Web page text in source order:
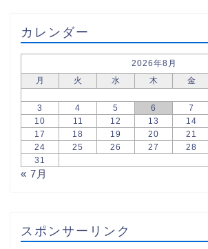
カレンダー
2026年8月
月
火 水 木 金
3
4 5 6 7
10
11 12 13 14
17
18 19 20 21
24
25 26 27 28
31
« 7月
スポンサーリンク